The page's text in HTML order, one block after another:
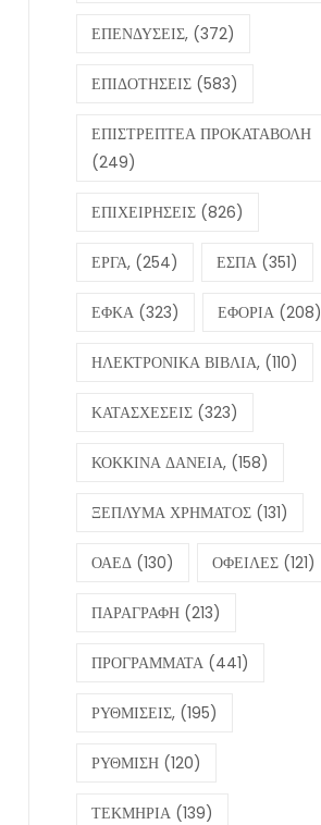
ΕΠΕΝΔΥΣΕΙΣ, (372)
ΕΠΙΔΟΤΗΣΕΙΣ (583)
ΕΠΙΣΤΡΕΠΤΕΑ ΠΡΟΚΑΤΑΒΟΛΗ
(249)
ΕΠΙΧΕΙΡΗΣΕΙΣ (826)
ΕΡΓΑ, (254) ΕΣΠΑ (351)
ΕΦΚΑ (323) ΕΦΟΡΙΑ (208)
ΗΛΕΚΤΡΟΝΙΚΑ ΒΙΒΛΙΑ, (110)
ΚΑΤΑΣΧΕΣΕΙΣ (323)
ΚΟΚΚΙΝΑ ΔΑΝΕΙΑ, (158)
ΞΕΠΛΥΜΑ ΧΡΗΜΑΤΟΣ (131)
ΟΑΕΔ (130) ΟΦΕΙΛΕΣ (121)
ΠΑΡΑΓΡΑΦΗ (213)
ΠΡΟΓΡΑΜΜΑΤΑ (441)
ΡΥΘΜΙΣΕΙΣ, (195)
ΡΥΘΜΙΣΗ (120)
ΤΕΚΜΗΡΙΑ (139)